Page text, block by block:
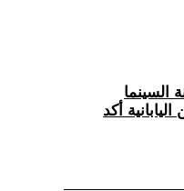
السينما
أكد